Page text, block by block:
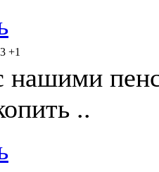
+1
..